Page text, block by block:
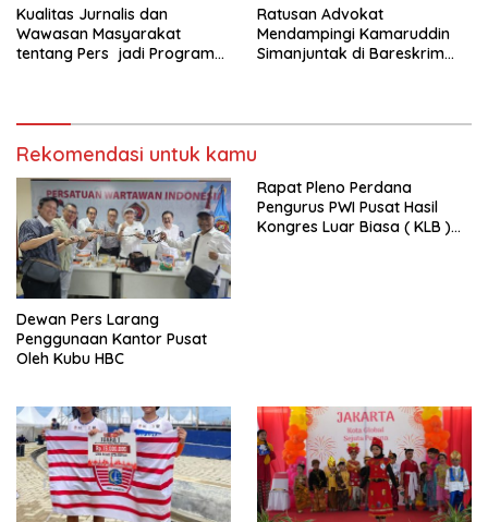
Kualitas Jurnalis dan
Wawasan Masyarakat
tentang Pers jadi Program
Ratusan Advokat
Mendampingi Kamaruddin
Simanjuntak di Bareskrim
Rekomendasi untuk kamu
Dewan Pers Larang
Penggunaan Kantor Pusat
Oleh Kubu HBC
Rapat Pleno Perdana
Pengurus PWI Pusat Hasil
Kongres Luar Biasa ( KLB )